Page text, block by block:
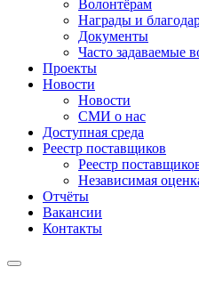
Волонтёрам
Награды и
Документы
Часто задаваемые
Проекты
Новости
Новости
СМИ о нас
Доступная среда
Реестр поставщиков
Реестр
Независимая
Отчёты
Вакансии
Контакты